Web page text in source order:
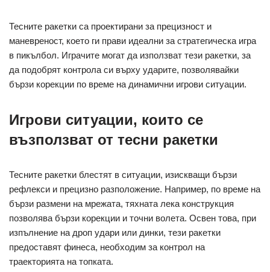
Тесните ракетки са проектирани за прецизност и
маневреност, което ги прави идеални за стратегическа игра
в пикълбол. Играчите могат да използват тези ракетки, за
да подобрят контрола си върху ударите, позволявайки
бързи корекции по време на динамични игрови ситуации.
Игрови ситуации, които се
възползват от тесни ракетки
Тесните ракетки блестят в ситуации, изискващи бързи
рефлекси и прецизно разположение. Например, по време на
бързи размени на мрежата, тяхната лека конструкция
позволява бързи корекции и точни волета. Освен това, при
изпълнение на дроп удари или динки, тези ракетки
предоставят финеса, необходим за контрол на
траекторията на топката.